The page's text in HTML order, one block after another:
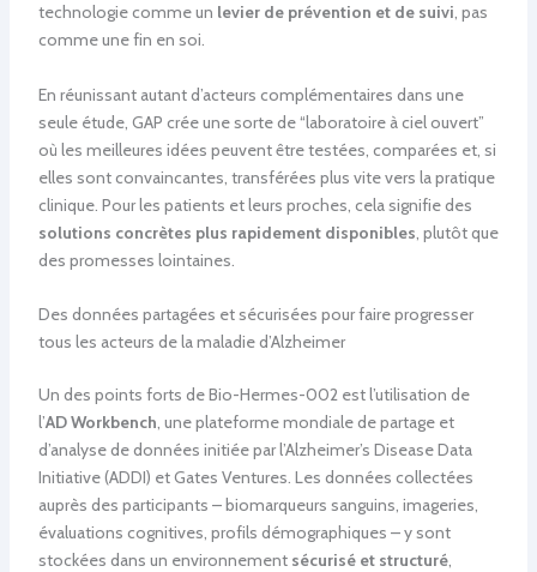
technologie comme un levier de prévention et de suivi, pas
comme une fin en soi.
En réunissant autant d’acteurs complémentaires dans une
seule étude, GAP crée une sorte de “laboratoire à ciel ouvert”
où les meilleures idées peuvent être testées, comparées et, si
elles sont convaincantes, transférées plus vite vers la pratique
clinique. Pour les patients et leurs proches, cela signifie des
solutions concrètes plus rapidement disponibles , plutôt que
des promesses lointaines.
Des données partagées et sécurisées pour faire progresser
tous les acteurs de la maladie d’Alzheimer
Un des points forts de Bio-Hermes-002 est l’utilisation de
l’AD Workbench, une plateforme mondiale de partage et
d’analyse de données initiée par l’Alzheimer’s Disease Data
Initiative (ADDI) et Gates Ventures. Les données collectées
auprès des participants – biomarqueurs sanguins, imageries,
évaluations cognitives, profils démographiques – y sont
stockées dans un environnement sécurisé et structuré,